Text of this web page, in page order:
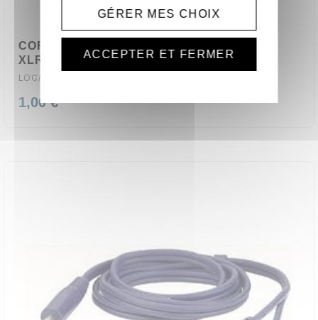
CORDON ADAPTATEUR2 XLR FEMELLE /
XLR MALE
LOC/CO-2XLRF/XLRM
1,00 €
GÉRER MES CHOIX
ACCEPTER ET FERMER